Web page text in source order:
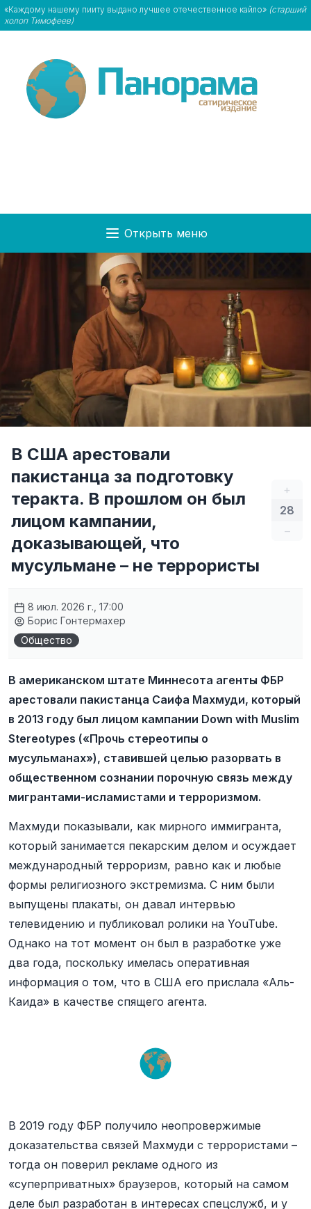
«Каждому нашему пииту выдано лучшее отечественное кайло» (старший
холоп Тимофеев)
Открыть меню
+
28
–
В США арестовали
пакистанца за подготовку
теракта. В прошлом он был
лицом кампании,
доказывающей, что
мусульмане – не террористы
8 июл. 2026 г., 17:00
Борис Гонтермахер
Общество
В американском штате Миннесота агенты ФБР
арестовали пакистанца Саифа Махмуди, который
в 2013 году был лицом кампании Down with Muslim
Stereotypes («Прочь стереотипы о
мусульманах»), ставившей целью разорвать в
общественном сознании порочную связь между
мигрантами-исламистами и терроризмом.
Махмуди показывали, как мирного иммигранта,
который занимается пекарским делом и осуждает
международный терроризм, равно как и любые
формы религиозного экстремизма. С ним были
выпущены плакаты, он давал интервью
телевидению и публиковал ролики на YouTube.
Однако на тот момент он был в разработке уже
два года, поскольку имелась оперативная
информация о том, что в США его прислала «Аль-
Каида» в качестве спящего агента.
В 2019 году ФБР получило неопровержимые
доказательства связей Махмуди с террористами –
тогда он поверил рекламе одного из
«суперприватных» браузеров, который на самом
деле был разработан в интересах спецслужб, и у